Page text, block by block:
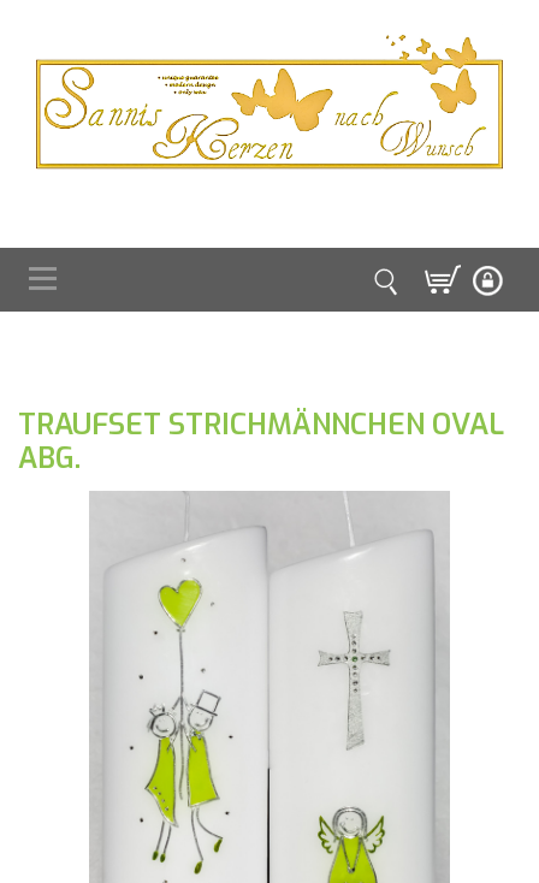
TRAUFSET STRICHMÄNNCHEN OVAL
ABG.